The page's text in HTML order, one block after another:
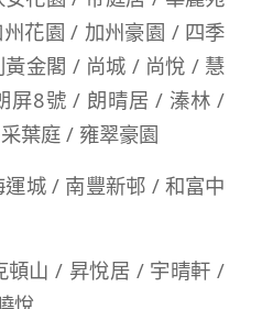
花園 / 加州豪園 / 四季
金閣 / 尚城 / 尚悅 / 慧
屏8號 / 朗晴居 / 溱林 /
葉庭 / 雍翠豪園
城 / 南豐新邨 / 和富中
頓山 / 昇悅居 / 宇晴軒 /